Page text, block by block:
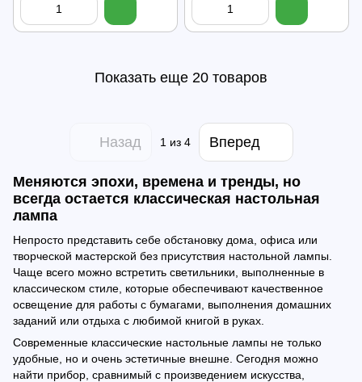
Показать еще 20 товаров
Назад 1из 4 Вперед
Меняются эпохи, времена и тренды, но
всегда остается классическая настольная
лампа
Непросто представить себе обстановку дома, офиса или
творческой мастерской без присутствия настольной лампы.
Чаще всего можно встретить светильники, выполненные в
классическом стиле, которые обеспечивают качественное
освещение для работы с бумагами, выполнения домашних
заданий или отдыха с любимой книгой в руках.
Современные классические настольные лампы не только
удобные, но и очень эстетичные внешне. Сегодня можно
найти прибор, сравнимый с произведением искусства,